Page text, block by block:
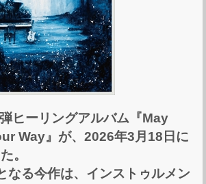
ヒーリングアルバム『May
Way』が、2026年3月18日に
。
なる今作は、インストゥルメン